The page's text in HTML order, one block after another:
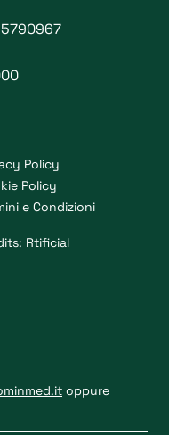
Policy
Policy
e Condizioni
Rtificial
oppure